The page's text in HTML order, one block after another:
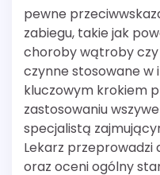
pewne
zabiegu, takie jak
choroby wątroby
czynne stosowane
kluczowym krokiem
zastosowaniu
specjalistą
Lekarz przeprowadzi
oraz oceni ogólny